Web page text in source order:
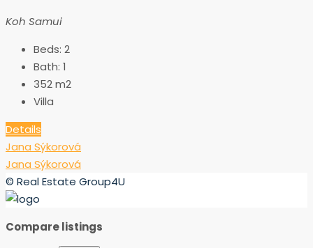
Koh Samui
Beds: 2
Bath: 1
352m2
Villa
Details
Jana Sýkorová
Jana Sýkorová
© Real Estate Group4U
Compare listings